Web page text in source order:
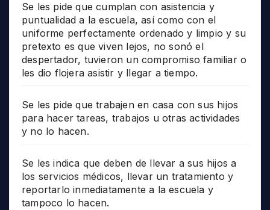
Se les pide que cumplan con asistencia y
puntualidad a la escuela, así como con el
uniforme perfectamente ordenado y limpio y su
pretexto es que viven lejos, no sonó el
despertador, tuvieron un compromiso familiar o
les dio flojera asistir y llegar a tiempo.
Se les pide que trabajen en casa con sus hijos
para hacer tareas, trabajos u otras actividades
y no lo hacen.
Se les indica que deben de llevar a sus hijos a
los servicios médicos, llevar un tratamiento y
reportarlo inmediatamente a la escuela y
tampoco lo hacen.